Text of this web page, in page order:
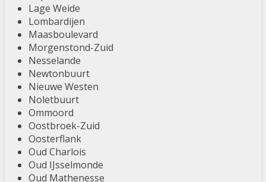
Lage Weide
Lombardijen
Maasboulevard
Morgenstond-Zuid
Nesselande
Newtonbuurt
Nieuwe Westen
Noletbuurt
Ommoord
Oostbroek-Zuid
Oosterflank
Oud Charlois
Oud IJsselmonde
Oud Mathenesse